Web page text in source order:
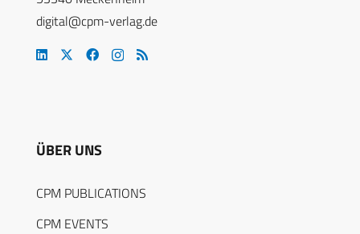
digital@cpm-verlag.de
ÜBER UNS
CPM PUBLICATIONS
CPM EVENTS